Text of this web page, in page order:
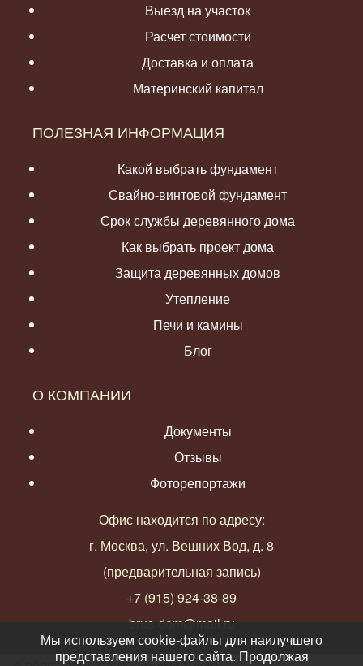
Выезд на участок
Расчет стоимости
Доставка и оплата
Материнский капитал
ПОЛЕЗНАЯ ИНФОРМАЦИЯ
Какой выбрать фундамент
Свайно-винтовой фундамент
Срок службы деревянного дома
Как выбрать проект дома
Защита деревянных домов
Утепление
Печи и камины
Блог
О КОМПАНИИ
Документы
Отзывы
Фоторепортажи
Офис находится по адресу:
г. Москва, ул. Вешних Вод, д. 8
(предварительная запись)
+7 (915) 924-38-89
brus-dom@mail.ru
Мы используем cookie-файлы для наилучшего
представления нашего сайта. Продолжая